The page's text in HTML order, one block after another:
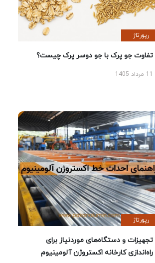
رپورتاژ
تفاوت جو پرک با جو دوسر پرک چیست؟
رپورتاژ
تجهیزات و دستگاه‌های موردنیاز برای
راه‌اندازی کارخانه اکستروژن آلومینیوم